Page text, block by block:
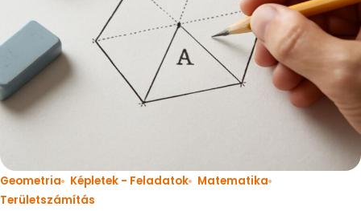
Geometria Képletek - Feladatok
Matematika
Területszámítás